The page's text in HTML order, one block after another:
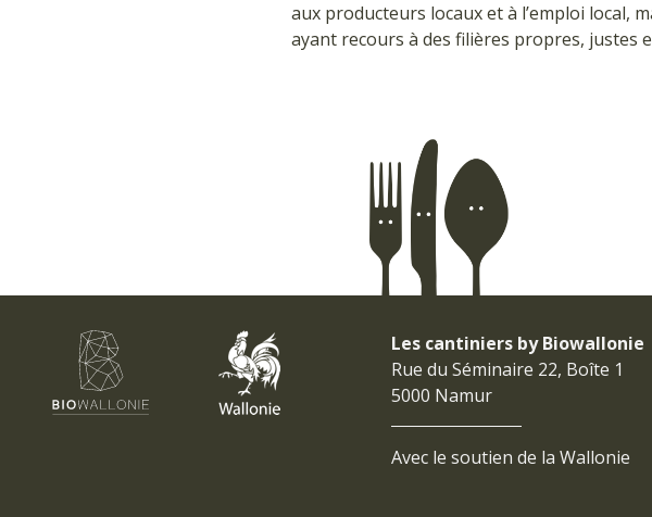
aux producteurs locaux et à l’emploi local,
ayant recours à des filières propres, justes
Les cantiniers by Biowallonie
Rue du Séminaire 22, Boîte 1
5000 Namur
Avec le soutien de la Wallonie